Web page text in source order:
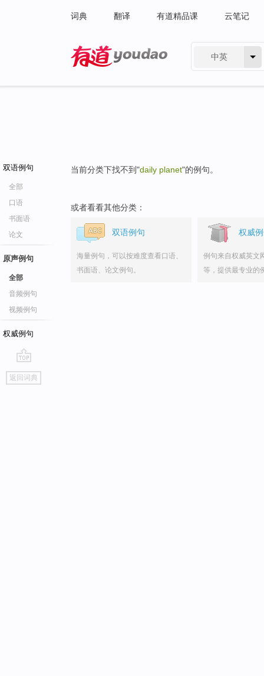
词典 翻译 有道精品课 云笔记
中英
双语例句
全部
口语
书面语
论文
原声例句
全部
音频例句
视频例句
权威例句
go
top
返回词典
当前分类下找不到"daily planet"的例句。
或者看看其他分类：
双语例句
海量例句，可以按难度查看口语、
书面语、论文例句。
权威
例句来自权威英文
等，提供最专业的